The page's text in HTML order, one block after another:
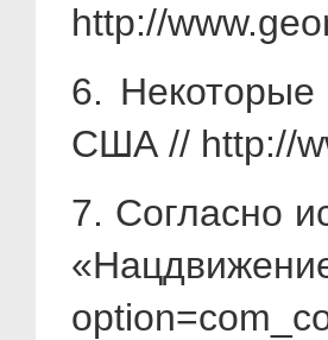
http://
6. Некоторые
США // http://
7. Согласно